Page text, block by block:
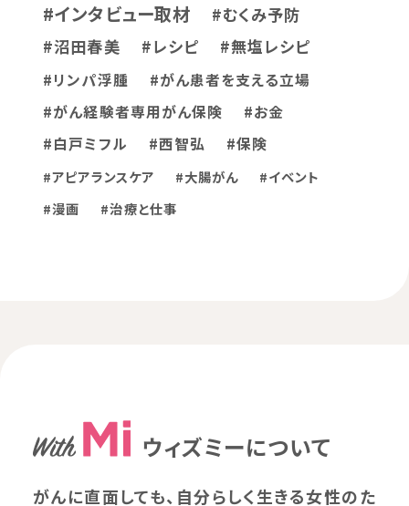
#インタビュー取材
#むくみ予防
#沼田春美
#レシピ #無塩レシピ
#リンパ浮腫
#がん患者を支える立場
#がん経験者専用がん保険
#お金
#白戸ミフル
#西智弘 #保険
#アピアランスケア #大腸がん
#イベント
#漫画
#治療と仕事
ウィズミーについて
がんに直面しても、自分らしく生きる女性のた